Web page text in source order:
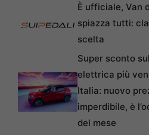
È ufficiale, Van
spiazza tutti:
scelta
Super sconto
elettrica più
Italia: nuovo
imperdibile, è
del mese